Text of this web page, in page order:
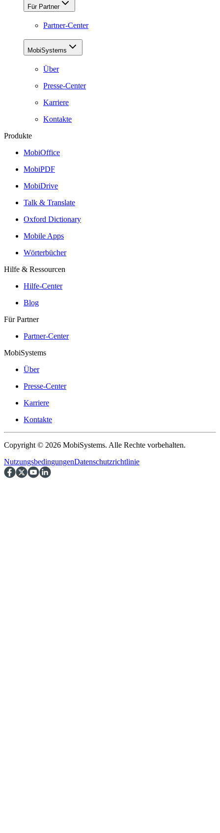
Für Partner
Partner-Center
MobiSystems
Über
Presse-Center
Karriere
Kontakte
Produkte
MobiOffice
MobiPDF
MobiDrive
Talk & Translate
Oxford Dictionary
Mobile Apps
Wörterbücher
Hilfe & Ressourcen
Hilfe-Center
Blog
Für Partner
Partner-Center
MobiSystems
Über
Presse-Center
Karriere
Kontakte
Copyright © 2026 MobiSystems. Alle Rechte vorbehalten.
NutzungsbedingungenDatenschutzrichtlinie